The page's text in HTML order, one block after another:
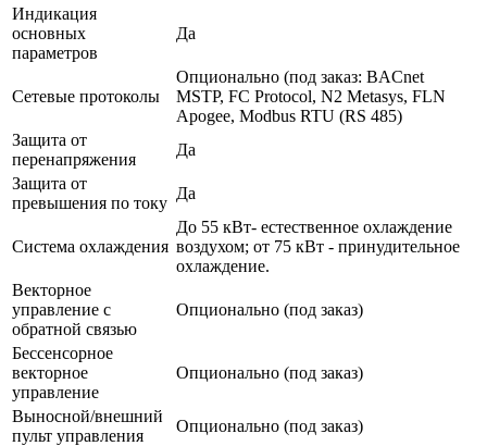
Индикация
основных
параметров
Да
Сетевые протоколы
Опционально (под заказ: BACnet
MSTP, FC Protocol, N2 Metasys, FLN
Apogee, Modbus RTU (RS 485)
Защита от
перенапряжения
Да
Защита от
превышения по току
Да
Система охлаждения
До 55 кВт- естественное охлаждение
воздухом; от 75 кВт - принудительное
охлаждение.
Векторное
управление с
обратной связью
Опционально (под заказ)
Бессенсорное
векторное
управление
Опционально (под заказ)
Выносной/внешний
пульт управления
Опционально (под заказ)